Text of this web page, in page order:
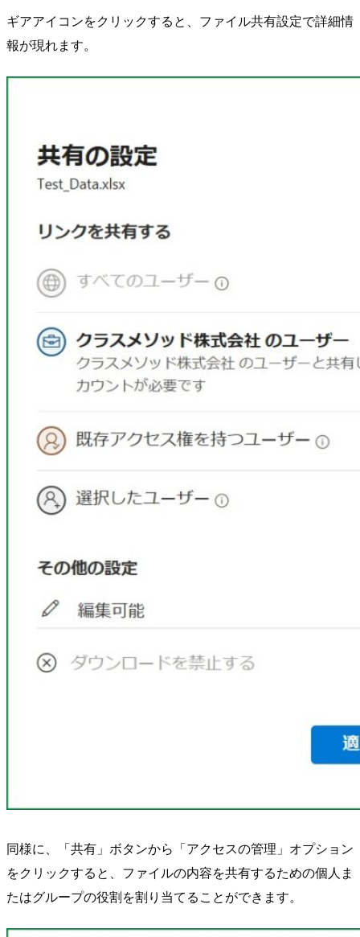
ギアアイコンをクリックすると、ファイル共有設定で詳細情
報が現れます。
同様に、「共有」ボタンから「アクセスの管理」オプション
をクリックすると、ファイルの内容を共有するための個人ま
たはグループの役割を割り当てることができます。